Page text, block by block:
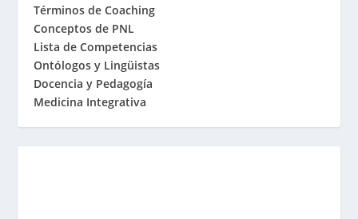
Términos de Coaching
Conceptos de PNL
Lista de Competencias
Ontólogos y Lingüistas
Docencia y Pedagogía
Medicina Integrativa